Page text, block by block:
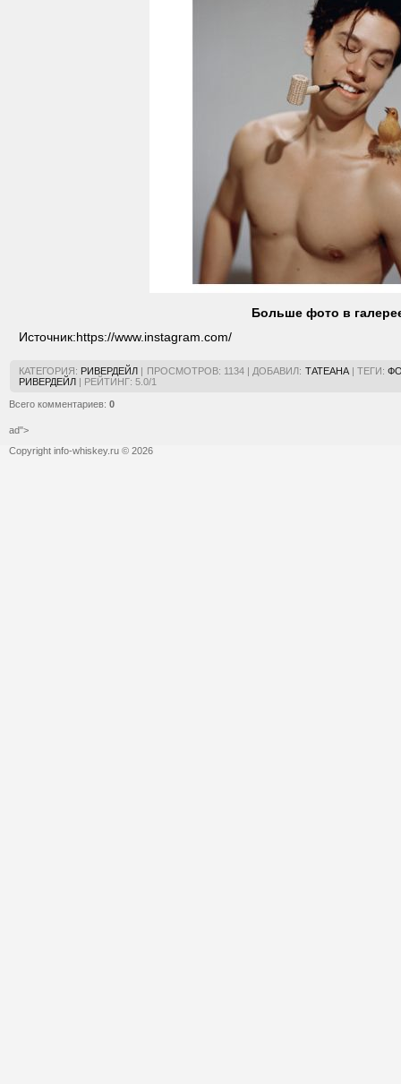
Больше фото в
Источник:https://www.instagram.com/
КАТЕГОРИЯ: РИВЕРДЕЙЛ | ПРОСМОТРОВ: 1134| ДОБАВИЛ: ТАТЕАНА | ТЕГИ:
РИВЕРДЕЙЛ | РЕЙТИНГ: 5.0/1
Всего комментариев: 0
ad">
Copyright info-whiskey.ru © 2026